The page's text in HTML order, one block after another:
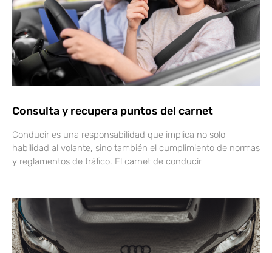
Consulta y recupera puntos del carnet
Conducir es una responsabilidad que implica no solo
habilidad al volante, sino también el cumplimiento de normas
y reglamentos de tráfico. El carnet de conducir